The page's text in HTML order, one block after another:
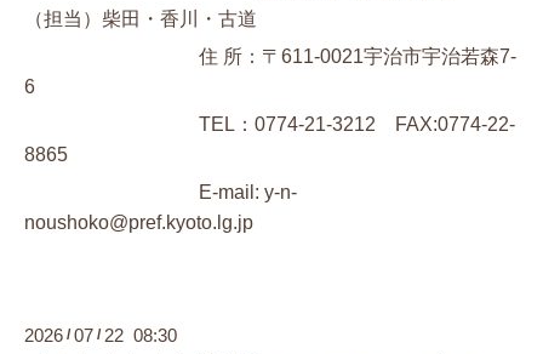
（担当）柴田・香川・古道
住 所：〒611-0021宇治市宇治若森7-
6
TEL：0774-21-3212 FAX:0774-22-
8865
E-mail: y-n-
noushoko@pref.kyoto.lg.jp
2026 /07 / 22 08:30